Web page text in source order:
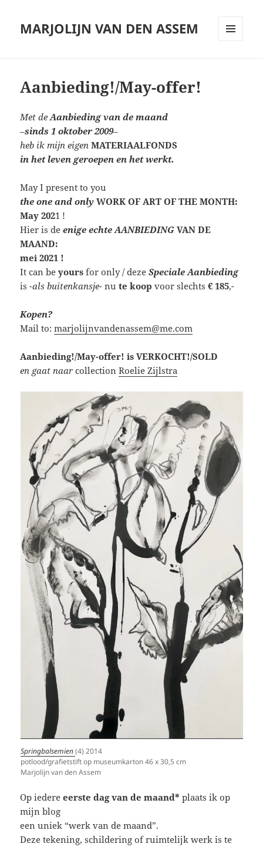
MARJOLIJN VAN DEN ASSEM
Aanbieding!/May-offer!
Met de Aanbieding van de maand
–sinds 1 oktober 2009–
heb ik mijn eigen MATERIAALFONDS
in het leven geroepen en het werkt.
May I present to you
the one and onlyWORK OF ART OF THE MONTH:
May 2021 !
Hier is deenige echte AANBIEDING VAN DE
MAAND:
mei 2021 !
It can beyours for only / dezeSpeciale Aanbieding
is-als buitenkansje-nute koopvoor slechts€ 185,-
Kopen?
Mail to:marjolijnvandenassem@me.com
Aanbieding!/May-offer! isVERKOCHT!/SOLD
en gaat naar collectionRoelie Zijlstra
Springbalsemien (4) 2014
potlood/grafietstift op museumkarton 46 x 30,5 cm
Marjolijn van den Assem
Op iedereeerste dag van de maand* plaats ik op
mijn blog
een uniek “werk van de maand”.
Deze tekening, schildering of ruimtelijk werk is te